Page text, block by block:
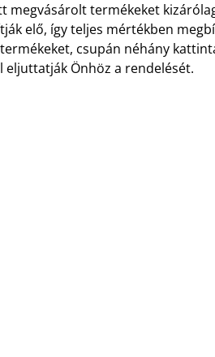
megvásárolt termékeket
elő, így teljes mértékben
csupán néhány
Önhöz a rendelését.